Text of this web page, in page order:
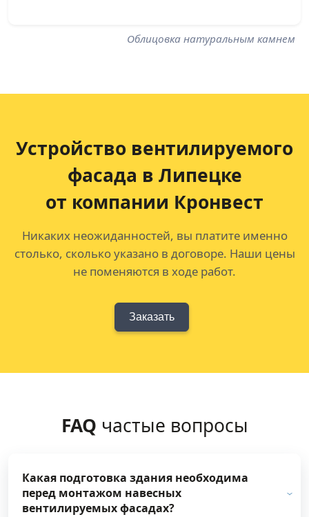
Облицовка натуральным камнем
Устройство вентилируемого
фасада в Липецке
от компании Кронвест
Никаких неожиданностей, вы платите именно
столько, сколько указано в договоре. Наши цены
не поменяются в ходе работ.
Заказать
FAQ частые вопросы
Какая подготовка здания необходима
перед монтажом навесных
вентилируемых фасадах?